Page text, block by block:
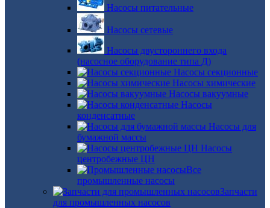
Насосы питательные
Насосы сетевые
Насосы двустороннего входа
(насосное оборудование типа Д)
Насосы секционные
Насосы химические
Насосы вакуумные
Насосы
конденсатные
Насосы для
бумажной массы
Насосы
центробежные ЦН
Все
промышленные насосы
Запчасти
для промышленных насосов